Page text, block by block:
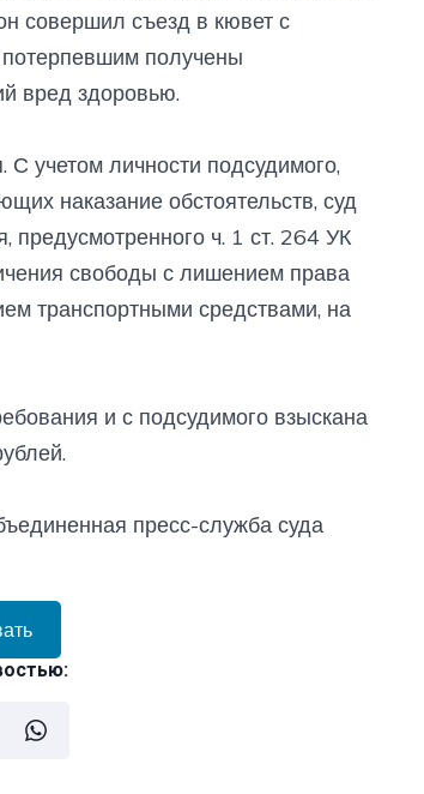
совершил съезд в кювет с
получены
вред здоровью.
учетом личности подсудимого,
наказание обстоятельств, суд
предусмотренного ч. 1 ст. 264 УК
свободы с лишением права
транспортными средствами, на
и с подсудимого взыскана
пресс-служба суда